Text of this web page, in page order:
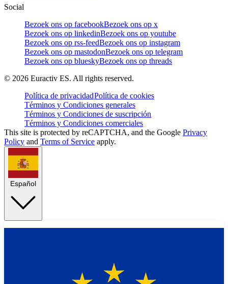
Social
Bezoek ons op facebookBezoek ons op x
Bezoek ons op linkedinBezoek ons op youtube
Bezoek ons op rss-feedBezoek ons op instagram
Bezoek ons op mastodonBezoek ons op telegram
Bezoek ons op blueskyBezoek ons op threads
© 2026 Euractiv ES. All rights reserved.
Política de privacidadPolítica de cookies
Términos y Condiciones generales
Términos y Condiciones de suscripción
Términos y Condiciones comerciales
This site is protected by reCAPTCHA, and the Google Privacy
Policy and Terms of Service apply.
Español